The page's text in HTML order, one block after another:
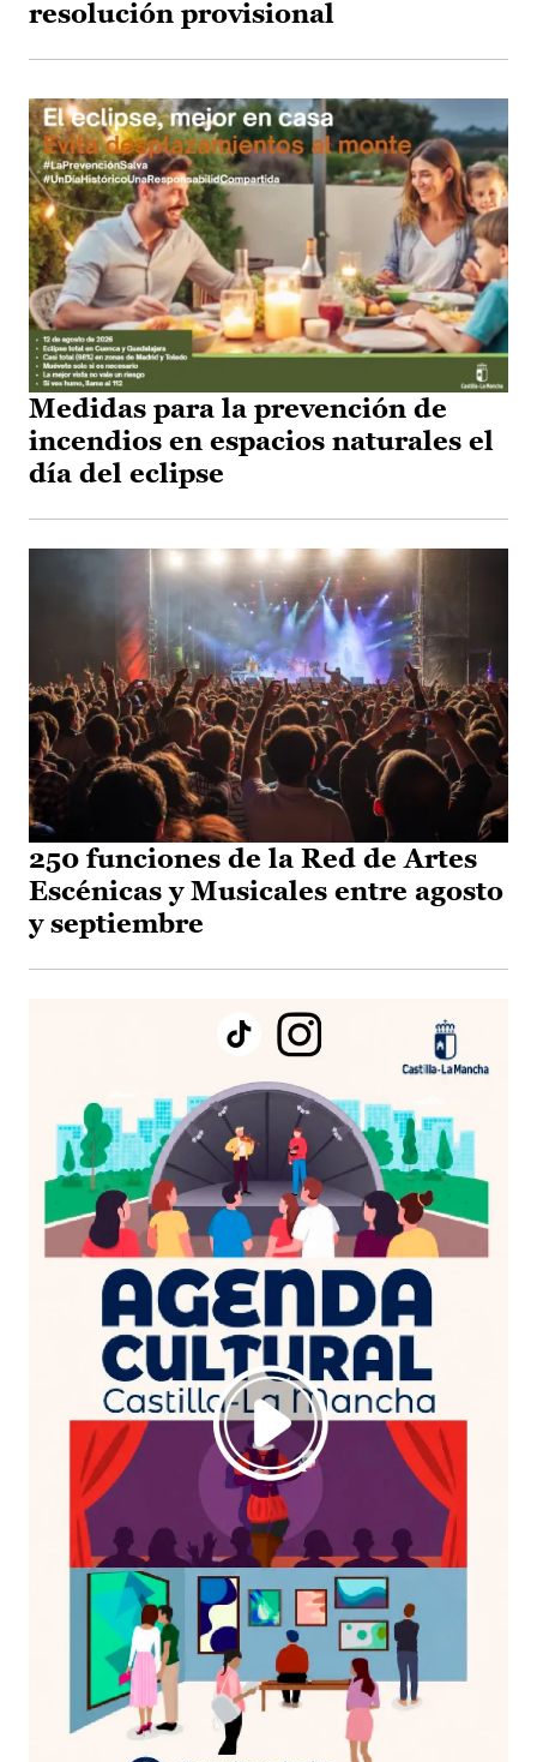
resolución provisional
Medidas para la prevención de
incendios en espacios naturales el
día del eclipse
250 funciones de la Red de Artes
Escénicas y Musicales entre agosto
y septiembre